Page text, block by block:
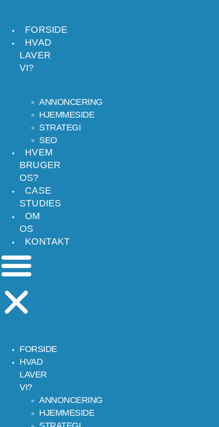
TIL
INDHOLD
FORSIDE
HVAD
LAVER
VI?
ANNONCERING
HJEMMESIDE
STRATEGI
SEO
HVEM
BRUGER
OS?
CASE
STUDIES
OM
OS
KONTAKT
FORSIDE
HVAD
LAVER
VI?
ANNONCERING
HJEMMESIDE